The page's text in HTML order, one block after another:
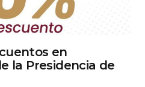
en
la Presidencia de